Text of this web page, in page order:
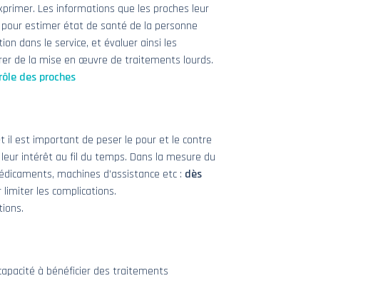
Les informations que les proches leur
estimer état de santé de la personne
dans le service, et évaluer ainsi les
de la mise en œuvre de traitements lourds.
des proches
il est important de peser le pour et le contre
intérêt au fil du temps. Dans la mesure du
machines d’assistance etc : dès
limiter les complications.
à bénéficier des traitements